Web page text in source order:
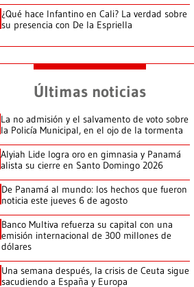
¿Qué hace Infantino en Cali? La verdad sobre
su presencia con De la Espriella
Últimas noticias
La no admisión y el salvamento de voto sobre
la Policía Municipal, en el ojo de la tormenta
Alyiah Lide logra oro en gimnasia y Panamá
alista su cierre en Santo Domingo 2026
De Panamá al mundo: los hechos que fueron
noticia este jueves 6 de agosto
Banco Multiva refuerza su capital con una
emisión internacional de 300 millones de
dólares
Una semana después, la crisis de Ceuta sigue
sacudiendo a España y Europa